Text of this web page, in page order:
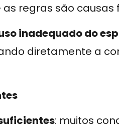
regras são causas
inadequado do
diretamente a
: muitos